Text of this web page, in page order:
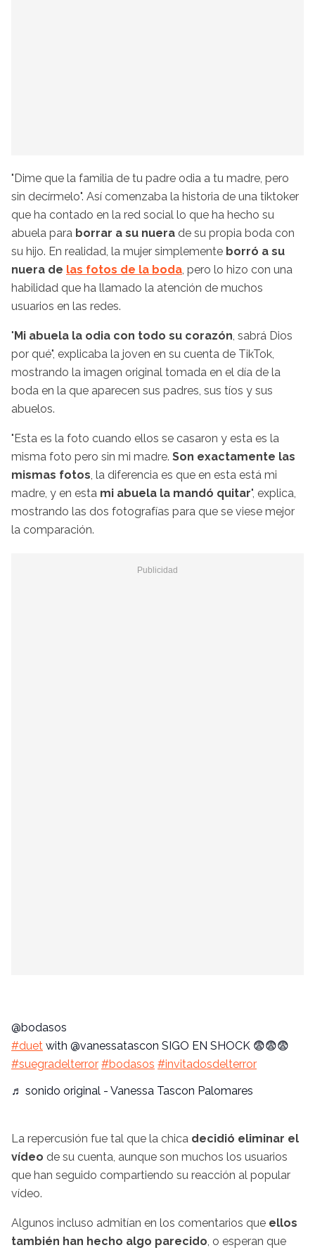
"Dime que la familia de tu padre odia a tu madre, pero
sin decírmelo". Así comenzaba la historia de una tiktoker
que ha contado en la red social lo que ha hecho su
abuela para borrar a su nuera de su propia boda con
su hijo. En realidad, la mujer simplemente borró a su
nuera de las fotos de la boda , pero lo hizo con una
habilidad que ha llamado la atención de muchos
usuarios en las redes.
"Mi abuela la odia con todo su corazón , sabrá Dios
por qué", explicaba la joven en su cuenta de TikTok,
mostrando la imagen original tomada en el día de la
boda en la que aparecen sus padres, sus tíos y sus
abuelos.
"Esta es la foto cuando ellos se casaron y esta es la
misma foto pero sin mi madre. Son exactamente las
mismas fotos , la diferencia es que en esta está mi
madre, y en esta mi abuela la mandó quitar", explica,
mostrando las dos fotografías para que se viese mejor
la comparación.
@bodasos
#duet with @vanessatascon SIGO EN SHOCK 😨😨😨
#suegradelterror #bodasos #invitadosdelterror
♬ sonido original - Vanessa Tascon Palomares
La repercusión fue tal que la chica decidió eliminar el
vídeo de su cuenta, aunque son muchos los usuarios
que han seguido compartiendo su reacción al popular
vídeo.
Algunos incluso admitían en los comentarios que ellos
también han hecho algo parecido , o esperan que